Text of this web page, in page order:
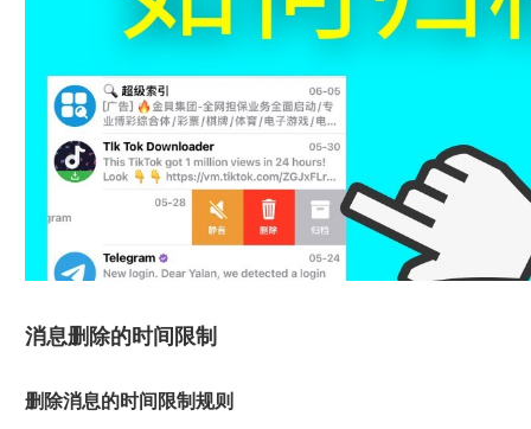
消息删除的时间限制
删除消息的时间限制规则